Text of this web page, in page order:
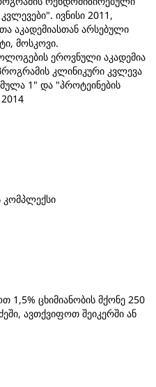
ივნისი 2011,
აკადემიასთან არსებული
მოსკოვი.
ეროვნული აკადემია
კლინიკური კვლევა
1" და "პროტეინების
კომპლექსი
1,5% ცხიმიანობის მქონე 250
ავთქვიფოთ შეიკერში ან